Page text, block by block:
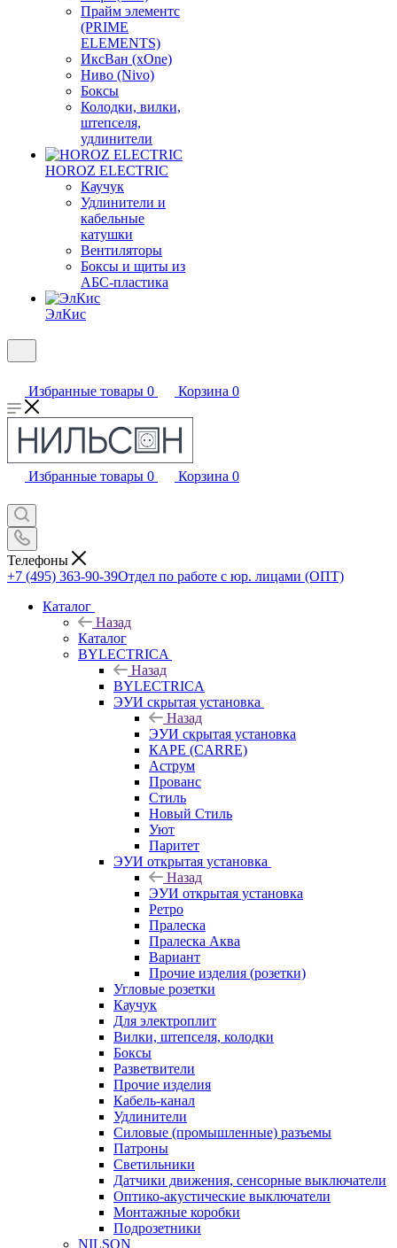
Прайм элементс
(PRIME
ELEMENTS)
ИксВан (xOne)
Ниво (Nivo)
Боксы
Колодки, вилки,
штепселя,
удлинители
HOROZ ELECTRIC
Каучук
Удлинители и
кабельные
катушки
Вентиляторы
Боксы и щиты из
АБС-пластика
ЭлКис
Избранные товары 0 Корзина 0
Избранные товары 0 Корзина 0
Телефоны
+7 (495) 363-90-39Отдел по работе с юр. лицами (ОПТ)
Каталог
Назад
Каталог
BYLECTRICA
Назад
BYLECTRICA
ЭУИ скрытая установка
Назад
ЭУИ скрытая установка
КАРЕ (CARRE)
Аструм
Прованс
Стиль
Новый Стиль
Уют
Паритет
ЭУИ открытая установка
Назад
ЭУИ открытая установка
Ретро
Пралеска
Пралеска Аква
Вариант
Прочие изделия (розетки)
Угловые розетки
Каучук
Для электроплит
Вилки, штепселя, колодки
Боксы
Разветвители
Прочие изделия
Кабель-канал
Удлинители
Силовые (промышленные) разъемы
Патроны
Светильники
Датчики движения, сенсорные выключатели
Оптико-акустические выключатели
Монтажные коробки
Подрозетники
NILSON